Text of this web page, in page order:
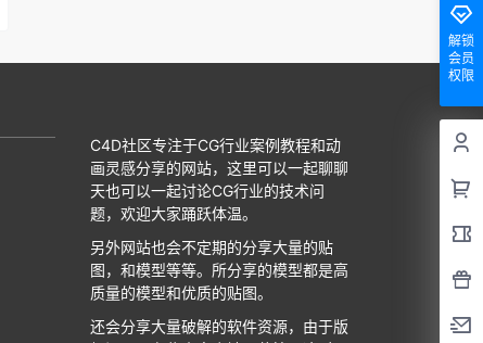
解锁
会员
权限
C4D社区专注于CG行业案例教程和动
画灵感分享的网站，这里可以一起聊聊
天也可以一起讨论CG行业的技术问
题，欢迎大家踊跃体温。
另外网站也会不定期的分享大量的贴
图，和模型等等。所分享的模型都是高
质量的模型和优质的贴图。
还会分享大量破解的软件资源，由于版